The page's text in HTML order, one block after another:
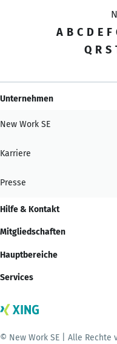
A B C D E F
Q R S
Unternehmen
New Work SE
Karriere
Presse
Hilfe & Kontakt
Mitgliedschaften
Hauptbereiche
Services
© New Work SE | Alle Rechte